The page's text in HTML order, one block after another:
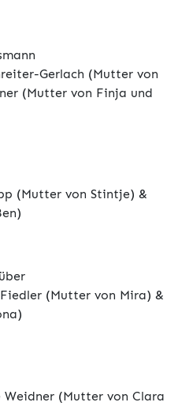
Gerlach (Mutter von
(Mutter von Finja und
(Mutter von Stintje) &
(Mutter von Mira) &
(Mutter von Clara